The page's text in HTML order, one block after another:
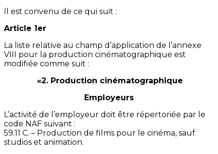
Il est convenu de ce qui suit :
Article 1er
La liste relative au champ d’application de l’annexe
VIII pour la production cinématographique est
modifiée comme suit :
«2. Production cinématographique
Employeurs
L’activité de l’employeur doit être répertoriée par le
code NAF suivant :
59.11 C. – Production de films pour le cinéma, sauf
studios et animation.